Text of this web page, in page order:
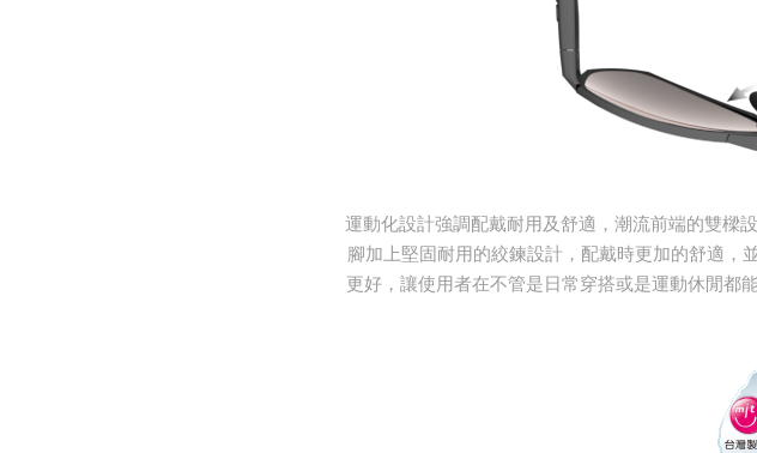
運動化設計強調配戴耐用及舒適，潮流前端的雙樑
腳加上堅固耐用的絞鍊設計，配戴時更加的舒適，
更好，讓使用者在不管是日常穿搭或是運動休閒都